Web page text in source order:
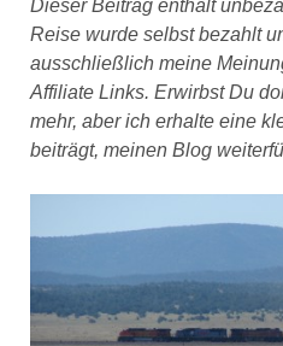
Dieser Beitrag enthält
Reise wurde selbst bezahlt
ausschließlich meine
Affiliate Links. Erwirbst Du
mehr, aber ich erhalte eine
beiträgt, meinen Blog